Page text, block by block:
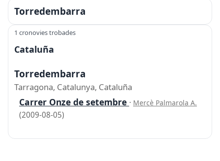
Torredembarra
1 cronovies trobades
Cataluña
Torredembarra
Tarragona, Catalunya, Cataluña
Carrer Onze de setembre · Mercè Palmarola A.
(2009-08-05)